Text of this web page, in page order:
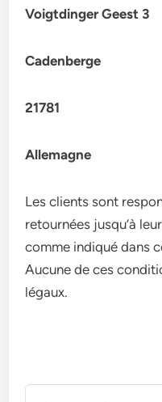
Voigtdinger Geest 3
Cadenberge
21781
Allemagne
Les clients sont
retournées jusqu’à
comme indiqué dans
Aucune de ces
légaux.